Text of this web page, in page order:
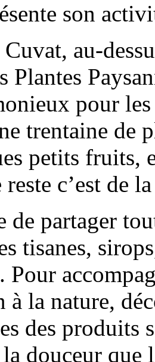
son
Cuvat, au-
Plantes
pour
trentaine de
petits fruits,
c’est de
de partager
tisanes,
Pour
à la nature,
des
douceur que